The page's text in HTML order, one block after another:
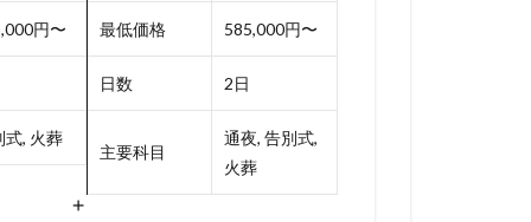
円〜
式, 火葬
+
最低価格 585,000円〜
日数 2日
主要科目
通夜, 告別式,
火葬